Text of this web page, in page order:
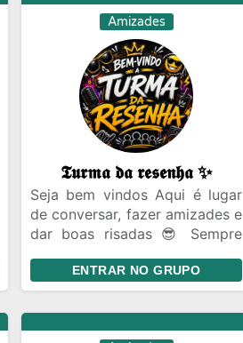
Amizades
𝕿𝖚𝖗𝖒𝖆 𝖉𝖆 𝖗𝖊𝖘𝖊𝖓𝖍𝖆 ✨
Seja bem vindos Aqui é lugar
de conversar, fazer amizades e
dar boas risadas 😎 Sempre
ENTRAR NO GRUPO